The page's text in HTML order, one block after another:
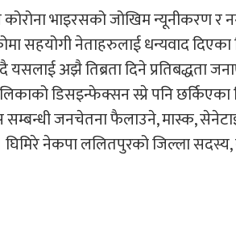
भाइरसको जोखिम न्यूनीकरण र
सहयोगी नेताहरुलाई धन्यवाद
यसलाई अझै तिब्रता दिने प्रतिबद्धता
डिसइन्फेक्सन स्प्रे पनि छर्किएका
सम्बन्धी जनचेतना फैलाउने, मास्क,
घिमिरे नेकपा ललितपुरको जिल्ला